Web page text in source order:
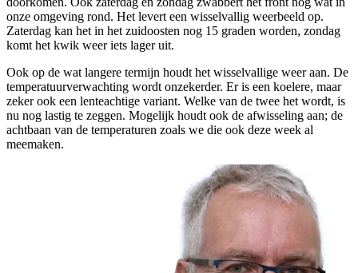
onze omgeving rond. Het levert een wisselvallig weerbeeld op.
Zaterdag kan het in het zuidoosten nog 15 graden worden, zondag
komt het kwik weer iets lager uit.
Ook op de wat langere termijn houdt het wisselvallige weer aan. De
temperatuurverwachting wordt onzekerder. Er is een koelere, maar
zeker ook een lenteachtige variant. Welke van de twee het wordt, is
nu nog lastig te zeggen. Mogelijk houdt ook de afwisseling aan; de
achtbaan van de temperaturen zoals we die ook deze week al
meemaken.